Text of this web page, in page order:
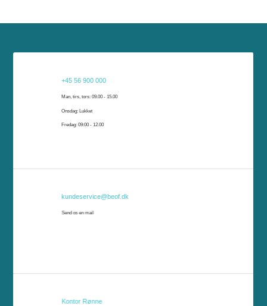
mail eller komme forbi vores kundeservice i Rønne eller Nexø.
+45 56 900 000
Man, tirs, tors: 09.00 - 15.00
Onsdag: Lukket
Fredag: 09:00 - 12.00
kundeservice@beof.dk
Send os en mail
Kontor Rønne